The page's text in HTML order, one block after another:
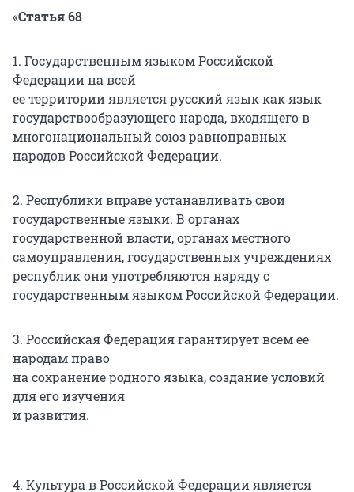
«Статья 68
1. Государственным языком Российской
Федерации на всей
ее территории является русский язык как язык
государствообразующего народа, входящего в
многонациональный союз равноправных
народов Российской Федерации.
2. Республики вправе устанавливать свои
государственные языки. В органах
государственной власти, органах местного
самоуправления, государственных учреждениях
республик они употребляются наряду с
государственным языком Российской Федерации.
3. Российская Федерация гарантирует всем ее
народам право
на сохранение родного языка, создание условий
для его изучения
и развития.
4. Культура в Российской Федерации является